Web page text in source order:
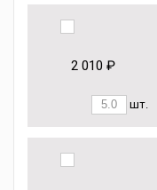
2 010 ₽
шт.